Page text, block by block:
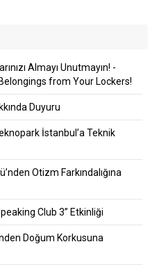
Almayı Unutmayın! -
from Your Lockers!
Duyuru
İstanbul’a Teknik
Otizm Farkındalığına
Club 3” Etkinliği
Doğum Korkusuna